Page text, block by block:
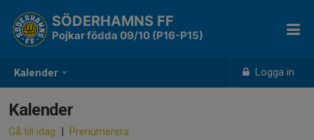
Kalender Logga in
SÖDERHAMNS FF
Pojkar födda 09/10 (P16-P15)
Kalender
Gå till idag | Prenumerera